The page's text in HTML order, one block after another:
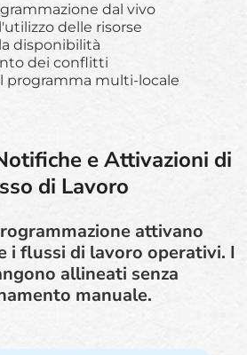
dal vivo
delle risorse
disponibilità
dei conflitti
programma multi-locale
e Attivazioni di
di Lavoro
attivano
i flussi di lavoro operativi. I
allineati senza
manuale.